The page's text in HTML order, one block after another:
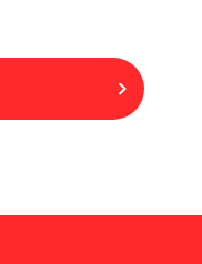
本サービスを